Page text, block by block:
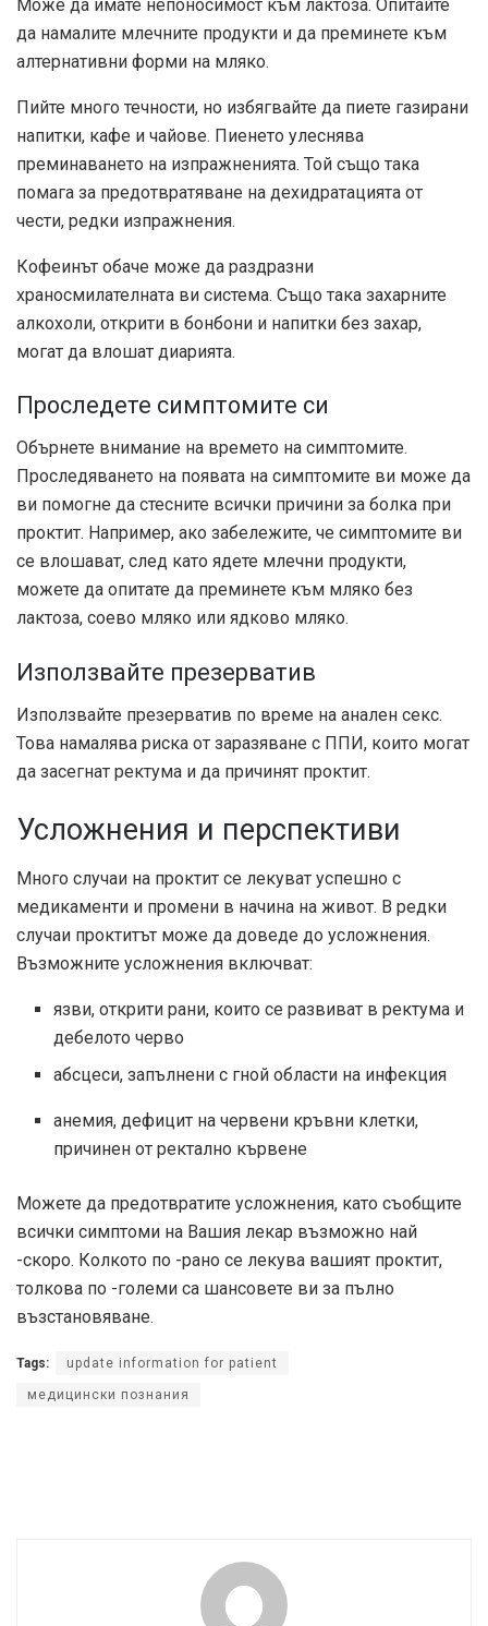
Може да имате непоносимост към лактоза. Опитайте
да намалите млечните продукти и да преминете към
алтернативни форми на мляко.
Пийте много течности, но избягвайте да пиете газирани
напитки, кафе и чайове. Пиенето улеснява
преминаването на изпражненията. Той също така
помага за предотвратяване на дехидратацията от
чести, редки изпражнения.
Кофеинът обаче може да раздразни
храносмилателната ви система. Също така захарните
алкохоли, открити в бонбони и напитки без захар,
могат да влошат диарията.
Проследете симптомите си
Обърнете внимание на времето на симптомите.
Проследяването на появата на симптомите ви може да
ви помогне да стесните всички причини за болка при
проктит. Например, ако забележите, че симптомите ви
се влошават, след като ядете млечни продукти,
можете да опитате да преминете към мляко без
лактоза, соево мляко или ядково мляко.
Използвайте презерватив
Използвайте презерватив по време на анален секс.
Това намалява риска от заразяване с ППИ, които могат
да засегнат ректума и да причинят проктит.
Усложнения и перспективи
Много случаи на проктит се лекуват успешно с
медикаменти и промени в начина на живот. В редки
случаи проктитът може да доведе до усложнения.
Възможните усложнения включват:
язви, открити рани, които се развиват в ректума и
дебелото черво
абсцеси, запълнени с гной области на инфекция
анемия, дефицит на червени кръвни клетки,
причинен от ректално кървене
Можете да предотвратите усложнения, като съобщите
всички симптоми на Вашия лекар възможно най
-скоро. Колкото по -рано се лекува вашият проктит,
толкова по -големи са шансовете ви за пълно
възстановяване.
Tags: update information for patient
медицински познания